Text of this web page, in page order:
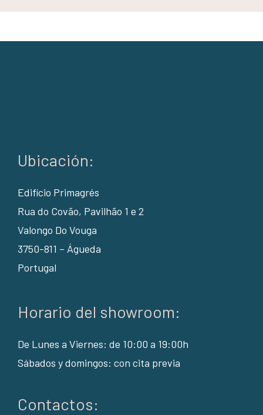
Ubicación:
Edifício Primagrés
Rua do Covão, Pavilhão 1 e 2
Valongo Do Vouga
3750-811 – Águeda
Portugal
Horario del showroom:
De Lunes a Viernes: de 10:00 a 19:00h
Sábados y domingos: con cita previa
Contactos: